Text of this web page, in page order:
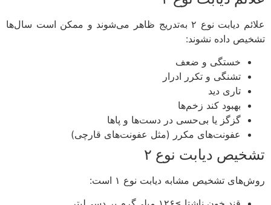
علائم دیابت نوع ۲ به‌تدریج ظاهر می‌شوند و ممکن است سال‌ها
داده نشوند:
خستگی و ضعف
تشنگی و تکرر ادرار
تاری دید
بهبود کند زخم‌ها
گزگز یا بی‌حسی در دست‌ها و پاها
عفونت‌های مکرر (مثل عفونت‌های قارچی)
دیابت نوع ۲
تشخیص مشابه دیابت نوع ۱ است: